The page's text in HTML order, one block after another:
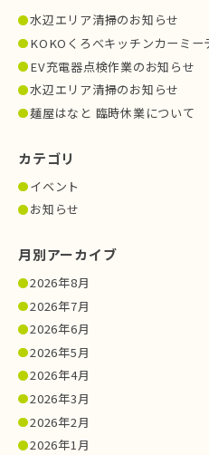
水辺エリア清掃のお知らせ
KOKOくろべキッチンカーミー
EV充電器点検作業のお知らせ
水辺エリア清掃のお知らせ
麺屋はなと 臨時休業について
カテゴリ
イベント
お知らせ
月別アーカイブ
2026年8月
2026年7月
2026年6月
2026年5月
2026年4月
2026年3月
2026年2月
2026年1月